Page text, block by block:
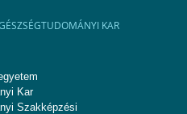
KAR
Kar
Szakképzési